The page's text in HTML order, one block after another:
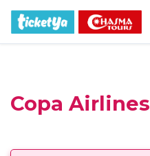
Copa Airlines